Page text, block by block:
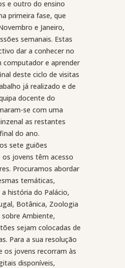
e outro do ensino
primeira fase, que
e Janeiro,
semanais. Estas
dar a conhecer no
computador e aprender
deste ciclo de visitas
já realizado e de
docente do
se com uma
as restantes
do ano.
sete guiões
jovens têm acesso
Procuramos abordar
temáticas,
história do Palácio,
Botânica, Zoologia
Ambiente,
sejam colocadas de
Para a sua resolução
os jovens recorram às
disponíveis,